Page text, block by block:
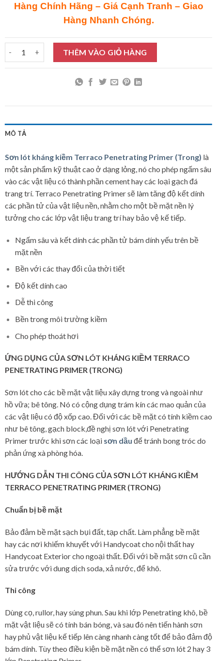
Hàng Chính Hãng – Giá Cạnh Tranh – Giao
Hàng Nhanh Chóng.
Sơn lót kháng kiềm Terraco Penetrating Primer (Trong) 4Kg số
THÊM VÀO GIỎ HÀNG
MÔ TẢ
Sơn lót kháng kiềm Terraco Penetrating Primer (Trong) là
một sản phẩm kỹ thuật cao ở dạng lỏng, nó cho phép ngấm sâu
vào các vật liệu có thành phần cement hay các loại gạch đá
trang trí. Terraco Penetrating Primer sẽ làm tăng độ kết dính
các phần tử của vật liệu nền, nhằm cho một bề mặt nền lý
tưởng cho các lớp vật liệu trang trí hay bảo vệ kế tiếp.
Ngấm sâu và kết dính các phần tử bám dính yếu trên bề
mặt nền
Bền với các thay đổi của thời tiết
Độ kết dính cao
Dễ thi công
Bền trong môi trường kiềm
Cho phép thoát hơi
ỨNG DỤNG CỦA SƠN LÓT KHÁNG KIỀM TERRACO
PENETRATING PRIMER (TRONG)
Sơn lót cho các bề mặt vật liệu xây dựng trong và ngoài như
hồ vữa; bê tông. Nó có cộng dụng trám kín các mao quản của
các vật liệu có độ xốp cao. Đối với các bề mặt có tính kiềm cao
như bê tông, gạch block,đề nghị sơn lót với Penetrating
Primer trước khi sơn các loại sơn dầu để tránh bong tróc do
phản ứng xà phòng hóa.
HƯỚNG DẪN THI CÔNG CỦASƠN LÓT KHÁNG KIỀM
TERRACO PENETRATING PRIMER (TRONG)
Chuẩn bị bề mặt
Bảo đảm bề mặt sạch bụi đất, tạp chất. Làm phẳng bề mặt
hay các nơi khiếm khuyết với Handycoat cho nội thất hay
Handycoat Exterior cho ngoại thất. Đối với bề mặt sơn cũ cần
sửa trước với dung dịch soda, xả nước, để khô.
Thi công
Dùng cọ, rullor, hay súng phun. Sau khi lớp Penetrating khô, bề
mặt vật liệu sẽ có tính bán bóng, và sau đó nên tiến hành sơn
hay phủ vật liệu kế tiếp lên càng nhanh càng tốt để bảo đảm độ
bám dính. Tùy theo điều kiện bề mặt nền có thể sơn lót 2 hay 3